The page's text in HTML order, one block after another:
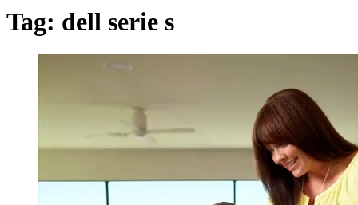
Tag: dell serie s